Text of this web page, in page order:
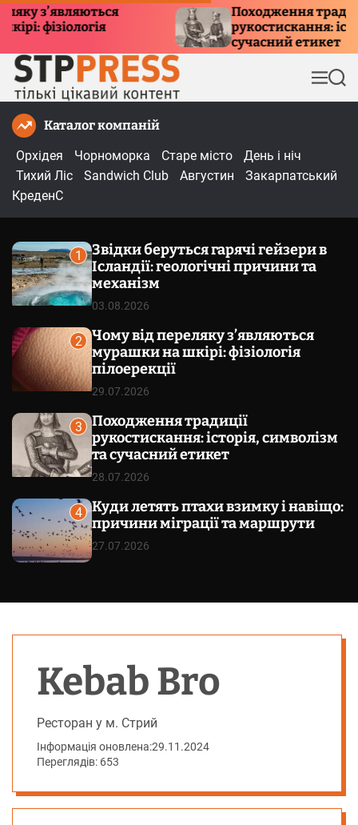
Походження традиції
рукостискання: історія,
сучасний етикет
М
е
П
о
Каталог компаній
Орхідея
Чорноморка Старе місто
День і ніч
Тихий Ліс
Sandwich Club Августин
Закарпатський
КреденС
1
Звідки беруться гарячі гейзери в
Ісландії: геологічні причини та
механізм
03.08.2026
2
Чому від переляку з’являються
мурашки на шкірі: фізіологія
пілоерекції
29.07.2026
3
Походження традиції
рукостискання: історія, символізм
та сучасний етикет
28.07.2026
4
Куди летять птахи взимку і навіщо:
причини міграції та маршрути
27.07.2026
Kebab Bro
Ресторан у м. Стрий
Інформація оновлена:29.11.2024
Переглядів: 653